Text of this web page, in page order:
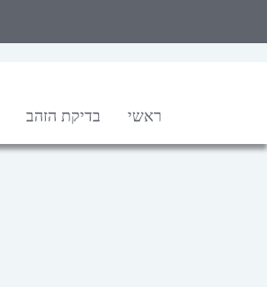
ראשי בדיקת הזהב